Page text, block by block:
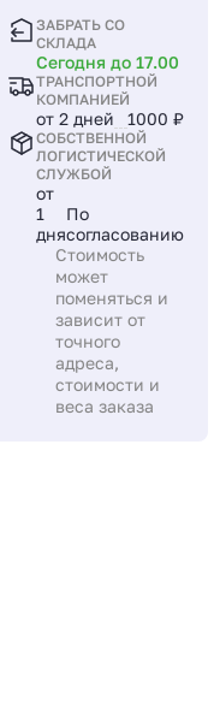
ЗАБРАТЬ СО
СКЛАДА
Сегодня до 17.00
ТРАНСПОРТНОЙ
КОМПАНИЕЙ
от 2 дней 1000 ₽
СОБСТВЕННОЙ
ЛОГИСТИЧЕСКОЙ
СЛУЖБОЙ
от
1
дня
По
согласованию
Стоимость
может
поменяться и
зависит от
точного
адреса,
стоимости и
веса заказа